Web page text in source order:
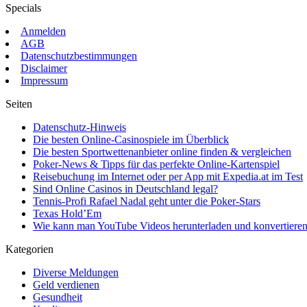
Specials
Anmelden
AGB
Datenschutzbestimmungen
Disclaimer
Impressum
Seiten
Datenschutz-Hinweis
Die besten Online-Casinospiele im Überblick
Die besten Sportwettenanbieter online finden & vergleichen
Poker-News & Tipps für das perfekte Online-Kartenspiel
Reisebuchung im Internet oder per App mit Expedia.at im Test
Sind Online Casinos in Deutschland legal?
Tennis-Profi Rafael Nadal geht unter die Poker-Stars
Texas Hold’Em
Wie kann man YouTube Videos herunterladen und
Kategorien
Diverse Meldungen
Geld verdienen
Gesundheit